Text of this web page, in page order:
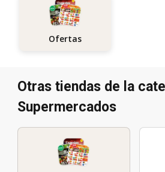
Ofertas
Otras tiendas de la
Supermercados